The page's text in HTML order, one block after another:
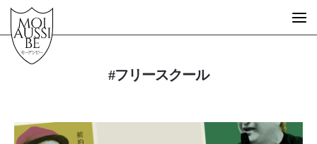
GUEST ARTIST
#フリースクール